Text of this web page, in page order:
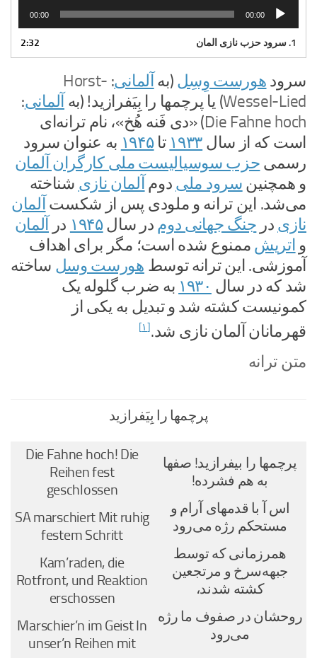
پخش‌کننده
صوت
00:00
00:00
1. سرود حزب نازی المان 2:32
سرود هورست وِسِل (به آلمانی:
Horst-
Wessel-Lied) یا پرچمها را بِیَفرازید! (به آلمانی:
Die Fahne hoch) «دی فَنه هُخ»، نام ترانه‌ای
است که از سال ۱۹۳۳ تا۱۹۴۵ به عنوان سرود
رسمی حزب سوسیالیست ملی کارگران آلمان
و همچنین سرود ملی دوم آلمان نازی شناخته
می‌شد. این ترانه و ملودی پس از شکست آلمان
نازی در جنگ جهانی دوم در سال۱۹۴۵ در آلمان
و اتریش ممنوع شده است؛ مگر برای اهداف
آموزشی. این ترانه توسط هورست وسل ساخته
شد که در سال ۱۹۳۰ به ضرب گلوله یک
کمونیست کشته شد و تبدیل به یکی از
قهرمانان آلمان نازی شد.[۱]
متن ترانه
پرچمها را بِیَفرازید
پرچمها را بیفرازید! صفها
به هم فشرده!
اس آ با قدمهای آرام و
مستحکم رژه می‌رود
همرزمانی که توسط
جبهه‌سرخ و مرتجعین
کشته شدند،
روحشان در صفوف ما رژه
می‌رود
Die Fahne hoch! Die
Reihen fest
geschlossen
SA marschiert Mit ruhig
festem Schritt
Kam’raden, die
Rotfront, und Reaktion
erschossen
Marschier’n im Geist In
unser’n Reihen mit